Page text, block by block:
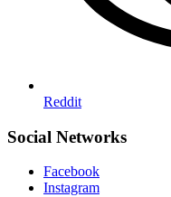
Reddit
Social Networks
Facebook
Instagram